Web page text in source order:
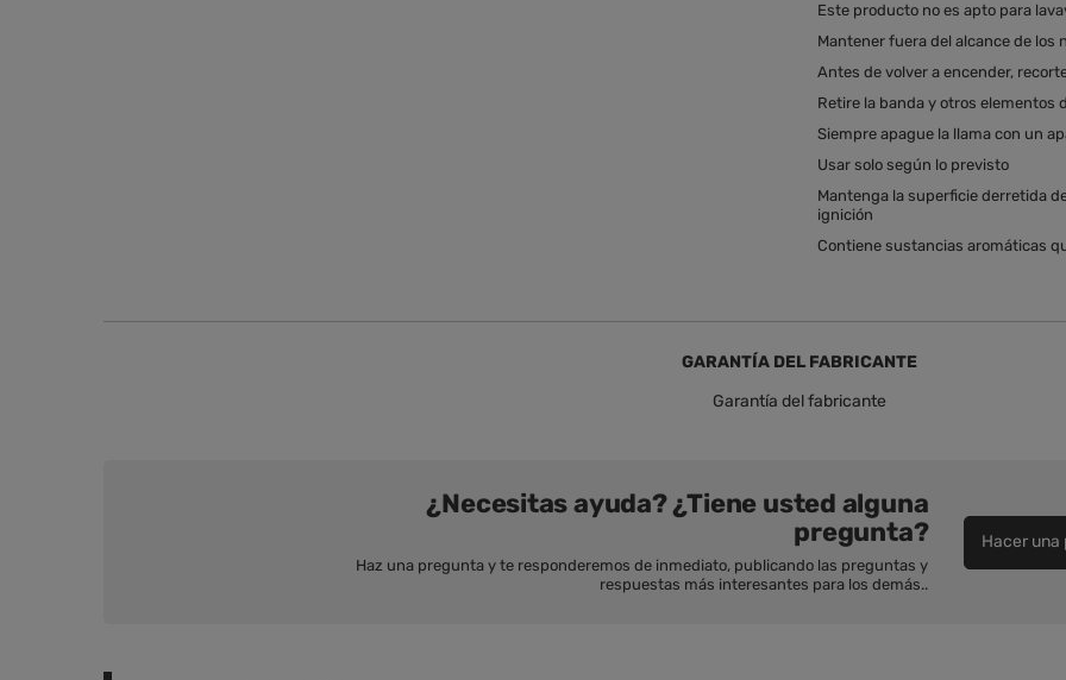
Este producto no es apto para
Mantener fuera del alcance de los
Antes de volver a encender,
Retire la banda y otros elementos
Siempre apague la llama con un
Usar solo según lo previsto
Mantenga la superficie derretida
ignición
Contiene sustancias aromáticas
GARANTÍA DEL FABRICANTE
Garantía del fabricante
¿Necesitas ayuda? ¿Tiene usted alguna
pregunta?
Haz una pregunta y te responderemos de inmediato, publicando las preguntas y
respuestas más interesantes para los demás..
Hacer una